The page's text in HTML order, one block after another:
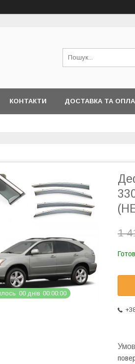
КОНТАКТИ ДОСТАВКА ТА
00 днів 00 00 00
1